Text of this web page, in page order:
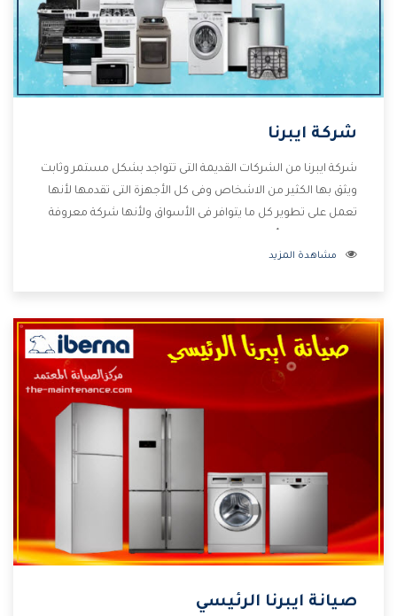
شركة ايبرنا
شركة ايبرنا من الشركات القديمة التى تتواجد بشكل مستمر وثابت
ويثق بها الكثير من الاشخاص وفى كل الأجهزة التى تقدمها لأنها
تعمل على تطوير كل ما يتوافر فى الأسواق ولأنها شركة معروفة
للعملاء أقوى العروض والخصومات التى تسهل على المستهلك
مشاهدة المزيد
صيانة ايبرنا الرئيسي